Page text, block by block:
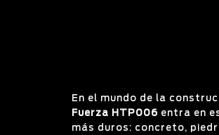
En el mundo de la
Fuerza HTP006 entra en
más duros: concreto,